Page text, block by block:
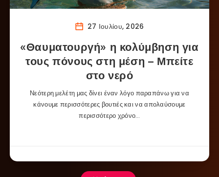
27 Ιουλίου, 2026
«Θαυματουργή» η κολύμβηση για
τους πόνους στη μέση – Μπείτε
στο νερό
Νεότερη μελέτη μας δίνει έναν λόγο παραπάνω για να
κάνουμε περισσότερες βουτιές και να απολαύσουμε
περισσότερο χρόνο…